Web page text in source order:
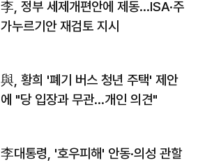
李, 정부 세제개편안에 제동…ISA·주
가누르기안 재검토 지시
與, 황희 '폐기 버스 청년 주택' 제안
에 "당 입장과 무관…개인 의견"
李대통령, '호우피해' 안동·의성 관할